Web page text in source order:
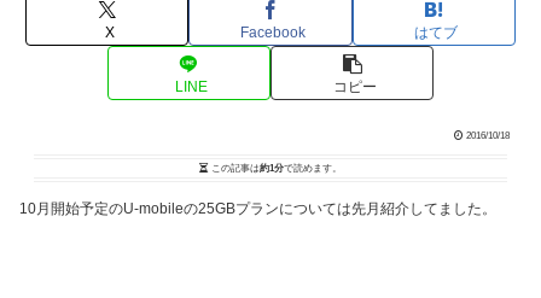
X Facebook はてブ
LINE コピー
2016/10/18
この記事は約1分で読めます。
10月開始予定のU-mobileの25GBプランについては先月紹介してました。